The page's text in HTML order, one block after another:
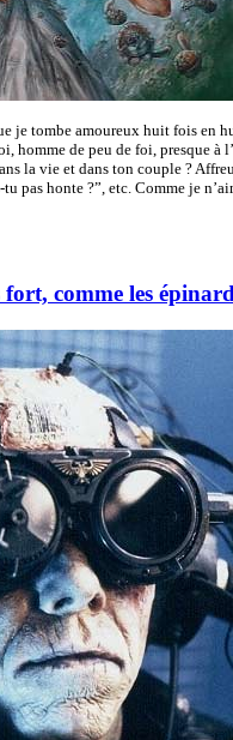
je tombe amoureux huit fois en
homme de peu de foi, presque à
la vie et dans ton couple ?
pas honte ?”, etc. Comme je
comme les